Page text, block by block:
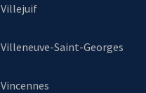
Villejuif
Villeneuve-Saint-Georges
Vincennes